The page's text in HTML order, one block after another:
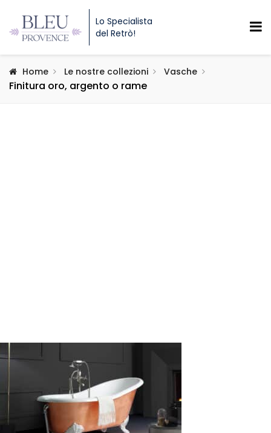
Lo Specialista
del Retrò!
Home Le nostre collezioni Vasche
Finitura oro, argento o rame